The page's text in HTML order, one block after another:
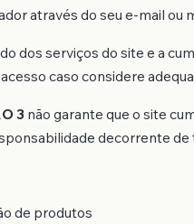
através do seu e-mail ou
dos serviços do site e a
caso considere
3 não garante que o site
decorrente de
de produtos